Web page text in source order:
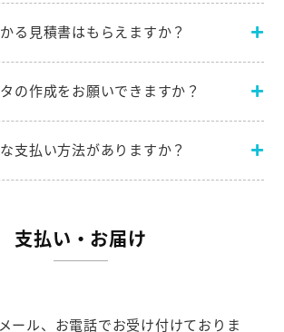
る見積書はもらえますか？
の作成をお願いできますか？
支払い方法がありますか？
支払い・お届け
ール、お電話でお受け付けておりま